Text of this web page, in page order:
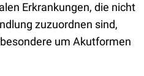
Erkrankungen, die nicht
zuzuordnen sind,
um Akutformen